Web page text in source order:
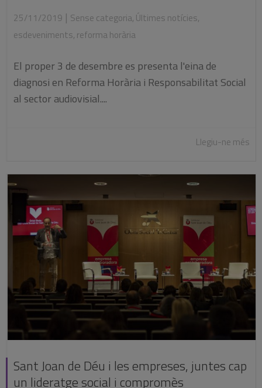
25/11/2019 | Sense categoria, Últimes notícies,
esdeveniments, reforma horària
El proper 3 de desembre es presenta l'eina de
diagnosi en Reforma Horària i Responsabilitat Social
al sector audiovisial....
Llegiu-ne més
Sant Joan de Déu i les empreses, juntes cap
un lideratge social i compromès